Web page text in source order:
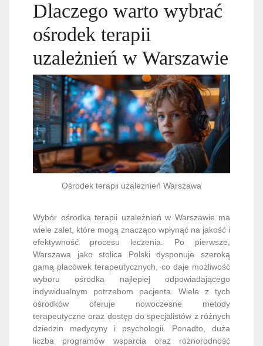
Dlaczego warto wybrać
ośrodek terapii
uzależnień w Warszawie
Ośrodek terapii uzależnień Warszawa
Wybór ośrodka terapii uzależnień w Warszawie ma
wiele zalet, które mogą znacząco wpłynąć na jakość i
efektywność procesu leczenia. Po pierwsze,
Warszawa jako stolica Polski dysponuje szeroką
gamą placówek terapeutycznych, co daje możliwość
wyboru ośrodka najlepiej odpowiadającego
indywidualnym potrzebom pacjenta. Wiele z tych
ośrodków oferuje nowoczesne metody
terapeutyczne oraz dostęp do specjalistów z różnych
dziedzin medycyny i psychologii. Ponadto, duża
liczba programów wsparcia oraz różnorodność